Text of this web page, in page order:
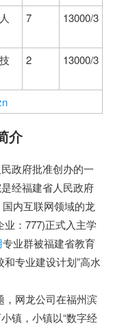
7 13000/3
2 13000/3
介
政府批准创办的一
经福建省人民政府
内互联网领域的龙
：777)正式入主学
专业群被福建省教育
专业建设计划”高水
网龙公司在福州滨
镇，小镇以“数字经